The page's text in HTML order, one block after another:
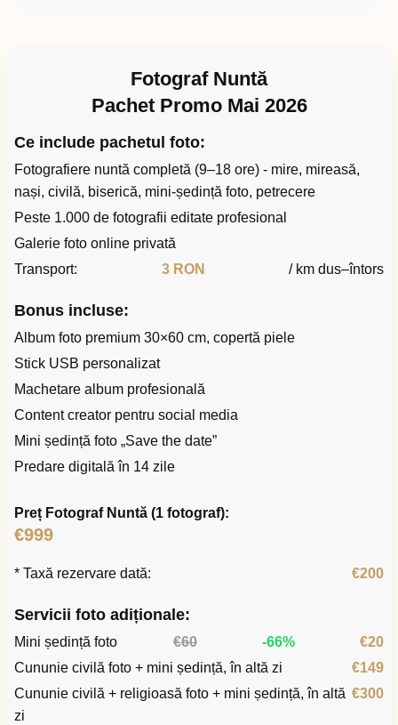
Fotograf Nuntă
Pachet Promo Mai 2026
Ce include pachetul foto:
Fotografiere nuntă completă (9–18 ore) - mire, mireasă,
nași, civilă, biserică, mini-ședință foto, petrecere
Peste 1.000 de fotografii editate profesional
Galerie foto online privată
Transport:
3 RON / km dus–întors
Bonus incluse:
Album foto premium 30×60 cm, copertă piele
Stick USB personalizat
Machetare album profesională
Content creator pentru social media
Mini ședință foto „Save the date”
Predare digitală în 14 zile
Preț Fotograf Nuntă (1 fotograf):
€999
* Taxă rezervare dată: €200
Servicii foto adiționale:
Mini ședință foto €60 -66%
€20
Cununie civilă foto + mini ședință, în altă zi
€149
Cununie civilă + religioasă foto + mini ședință, în altă
zi
€300